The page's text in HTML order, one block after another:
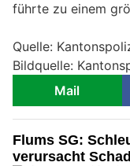
führte zu einem
Quelle:
Bildquelle:
Mail
Flums SG:
verursacht